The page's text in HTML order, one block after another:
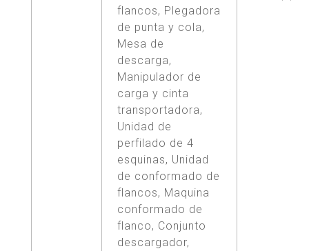
flancos, Plegadora
de punta y cola,
Mesa de
descarga,
Manipulador de
carga y cinta
transportadora,
Unidad de
perfilado de 4
esquinas, Unidad
de conformado de
flancos, Maquina
conformado de
flanco, Conjunto
descargador,